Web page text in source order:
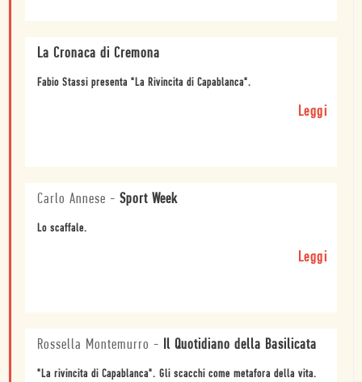
La Cronaca di Cremona
Fabio Stassi presenta "La Rivincita di Capablanca".
Leggi
Carlo Annese - Sport Week
Lo scaffale.
Leggi
Rossella Montemurro - Il Quotidiano della Basilicata
"La rivincita di Capablanca". Gli scacchi come metafora della vita.